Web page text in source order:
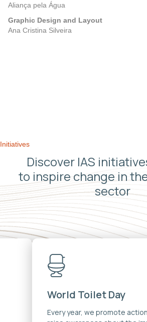
Aliança pela Água
Graphic Design and Layout
Ana Cristina Silveira
Initiatives
Discover IAS
to inspire change in
sector
World Toilet Day
Every year, we promote